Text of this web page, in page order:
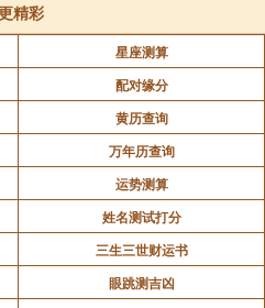
精彩
星座测算
配对缘分
黄历查询
万年历查询
运势测算
姓名测试打分
三生三世财运书
眼跳测吉凶